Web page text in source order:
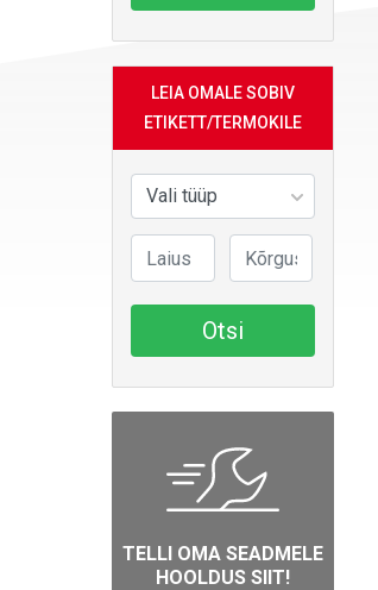
LEIA OMALE SOBIV
ETIKETT/TERMOKILE
Otsi
TELLI OMA SEADMELE
HOOLDUS SIIT!